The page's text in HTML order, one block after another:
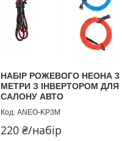
НАБІР РОЖЕВОГО НЕОНА 3
МЕТРИ З ІНВЕРТОРОМ ДЛЯ
САЛОНУ АВТО
ANEO-KP3M
220 ₴/набір